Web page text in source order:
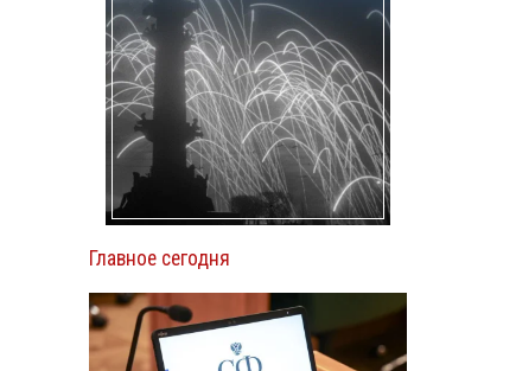
Главное сегодня